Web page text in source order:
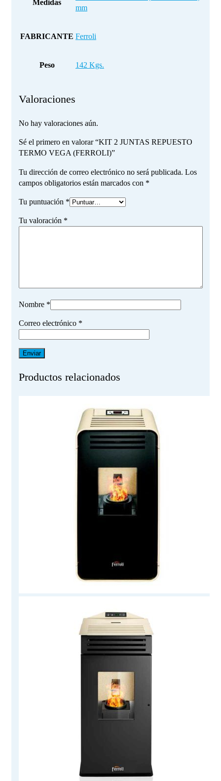
Medidas
mm
FABRICANTE Ferroli
Peso 142 Kgs.
Valoraciones
No hay valoraciones aún.
Sé el primero en valorar “KIT 2 JUNTAS REPUESTO
TERMO VEGA (FERROLI)”
Tu dirección de correo electrónico no será publicada. Los
campos obligatorios están marcados con *
Tu puntuación *
Tu valoración *
Nombre *
Correo electrónico *
Productos relacionados